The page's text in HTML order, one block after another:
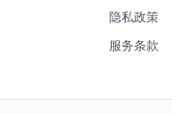
隐私政策
服务条款